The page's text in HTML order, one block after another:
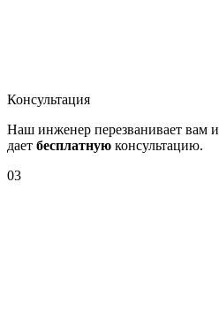
Консультация
Наш инженер перезванивает вам и
дает бесплатную консультацию.
03